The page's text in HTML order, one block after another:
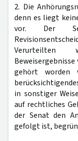
2. Die
denn es liegt
vor. Der
Verurteilten
gehört worden
in sonstiger
auf rechtliches
der Senat den
gefolgt ist,